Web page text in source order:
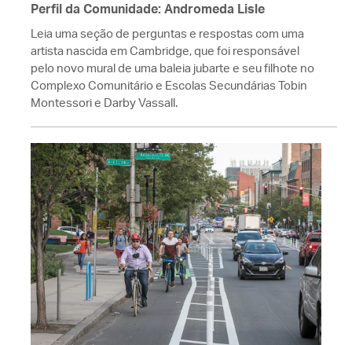
Perfil da Comunidade: Andromeda Lisle
Leia uma seção de perguntas e respostas com uma
artista nascida em Cambridge, que foi responsável
pelo novo mural de uma baleia jubarte e seu filhote no
Complexo Comunitário e Escolas Secundárias Tobin
Montessori e Darby Vassall.